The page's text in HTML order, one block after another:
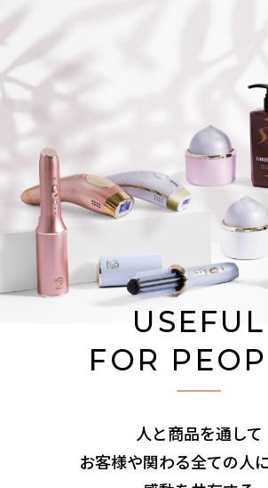
USEFUL
FOR
人と商品を通して
お客様や関わる全ての人